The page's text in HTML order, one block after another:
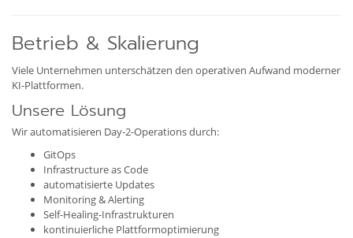
Betrieb & Skalierung
Viele Unternehmen unterschätzen den operativen Aufwand moderner
KI-Plattformen.
Unsere Lösung
Wir automatisieren Day-2-Operations durch:
GitOps
Infrastructure as Code
automatisierte Updates
Monitoring & Alerting
Self-Healing-Infrastrukturen
kontinuierliche Plattformoptimierung